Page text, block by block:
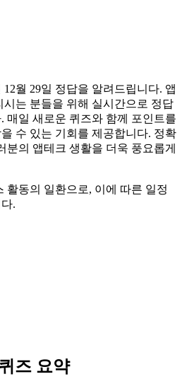
월 29일 정답을 알려드립니다. 앱
는 분들을 위해 실시간으로 정답
매일 새로운 퀴즈와 함께 포인트를
수 있는 기회를 제공합니다. 정확
분의 앱테크 생활을 더욱 풍요롭게
활동의 일환으로, 이에 따른 일정
.
즈 요약